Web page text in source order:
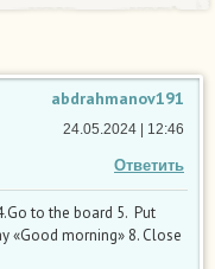
abdrahmanov191
Ответить
24.05.2024 | 12:46
to the board 5. Put
«Good morning» 8. Close